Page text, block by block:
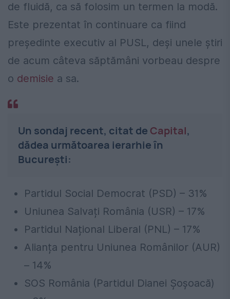
de fluidă, ca să folosim un termen la modă.
Este prezentat în continuare ca fiind
președinte executiv al PUSL, deși unele știri
de acum câteva săptămâni vorbeau despre
o demisie a sa.
Un sondaj recent, citat de Capital,
dădea următoarea ierarhie în
București:
Partidul Social Democrat (PSD) – 31%
Uniunea Salvați România (USR) – 17%
Partidul Național Liberal (PNL) – 17%
Alianța pentru Uniunea Românilor (AUR)
– 14%
SOS România (Partidul Dianei Șoșoacă)